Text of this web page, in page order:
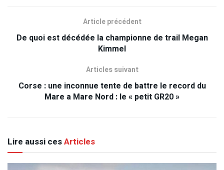
Article précédent
De quoi est décédée la championne de trail Megan
Kimmel
Articles suivant
Corse : une inconnue tente de battre le record du
Mare a Mare Nord : le « petit GR20 »
Lire aussi cesArticles